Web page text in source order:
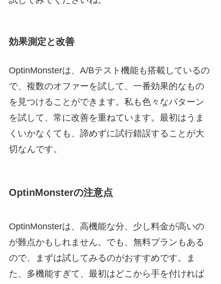
効果測定と改善
OptinMonsterは、A/Bテスト機能も搭載しているの
で、複数のオファーを試して、一番効果的なもの
を見つけることができます。私も色々なパターン
を試して、常に改善を重ねています。最初はうま
くいかなくても、諦めずに試行錯誤することが大
切なんです。
OptinMonsterの注意点
OptinMonsterは、高機能な分、少し料金が高いの
が難点かもしれません。でも、無料プランもある
ので、まずは試してみるのがおすすめです。ま
た、多機能すぎて、最初はどこから手を付ければ